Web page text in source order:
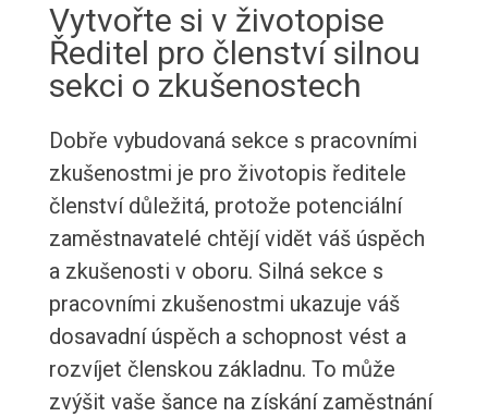
Vytvořte si v životopise
Ředitel pro členství silnou
sekci o zkušenostech
Dobře vybudovaná sekce s pracovními
zkušenostmi je pro životopis ředitele
členství důležitá, protože potenciální
zaměstnavatelé chtějí vidět váš úspěch
a zkušenosti v oboru. Silná sekce s
pracovními zkušenostmi ukazuje váš
dosavadní úspěch a schopnost vést a
rozvíjet členskou základnu. To může
zvýšit vaše šance na získání zaměstnání